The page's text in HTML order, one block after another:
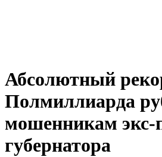
Абсолютный
Полмиллиарда
мошенникам
губернатора